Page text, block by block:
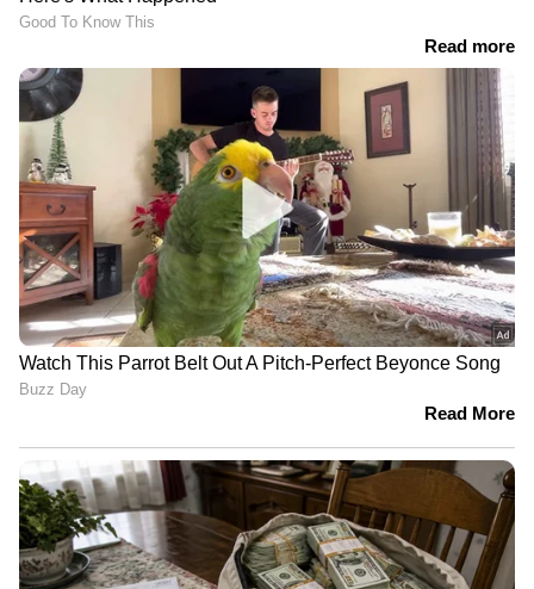
5,000 രൂപയ്ക്ക് ഒരു സാഹസിക ദിനവും, 3,500
രൂപയ്ക്ക് ഒരുമിച്ച് പാചകവും, 4,500 രൂപയ്ക്ക്
ഒരു ഷോപ്പിംഗ് ആഘോഷവും, 10,000 രൂപയ്ക്ക്
രണ്ട് ദിവസത്തെ വാരാന്ത്യ വിനോദയാത്ര
അടക്കമുള്ള പ്രീമിയം ആഡ്-ഓണുകളും ദിവ്യ
വാഗ്ദാനം ചെയ്യുന്നുണ്ട്. ക്ലയന്‍റിന്‍റെ
ആവശ്യങ്ങൾക്കനുസരിച്ച്
ഇഷ്ടാനുസൃതമാക്കിയ പ്ലാനുകളും
ലഭ്യമാണെന്നും പോസ്റ്റിൽ പറയുന്നു.
പണം, ഷോപ്പിംഗ്...
ദില്ലിയിൽ വാടക കാമുകിമാരായി ജോലി
ചെയ്യുന്നതിലൂടെ യുവതികൾ ധാരാളം പണം
സമ്പാദിക്കുന്നുണ്ടെന്ന് മിക്കു എന്നൊരു എക്സ്
ഉപയോക്താവ് അവകാശപ്പെട്ടതോടെ ചർച്ചകൾ
വീണ്ടും ചൂട് പിടിച്ചു. "ദില്ലിയിലെ പെൺകുട്ടികൾ
പണം സമ്പാദിക്കാൻ ഗേൾഫ്രണ്ട് വാടക